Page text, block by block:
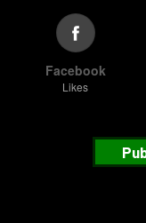
Facebook
Likes